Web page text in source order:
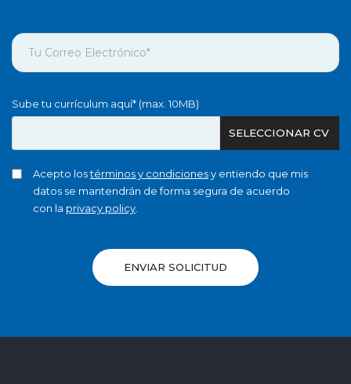
Sube tu currículum aquí* (max. 10MB)
SELECCIONAR CV
Acepto lostérminos y condicionesy entiendo que mis
datos se mantendrán de forma segura de acuerdo
con la privacy policy
ENVIAR SOLICITUD